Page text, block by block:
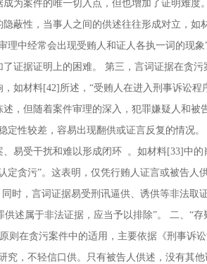
为案件的唯一切入点，但也增加了证明难度
蔽性，当事人之间的供述往往形成对立，如
理中经常会出现受贿人和证人各执一词的现象
证据证明上的困难。 第三，言词证据在贪污
如材料[42]所述，“受贿人在进入刑事诉讼程
，但随着案件审理的深入，犯罪嫌疑人和被
定性较差，容易出现翻供或证言反复的情况
易受干扰和难以形成闭环 。如材料[33]中的
定贪污”。这表明，仅凭行贿人证言或被告人
时，言词证据易受刑讯逼供、诱供等非法取
述属于非法证据，应当予以排除”。 二、“存
则在贪污案件中的适用，主要依据《刑事诉
究，不轻信口供。只有被告人供述，没有其